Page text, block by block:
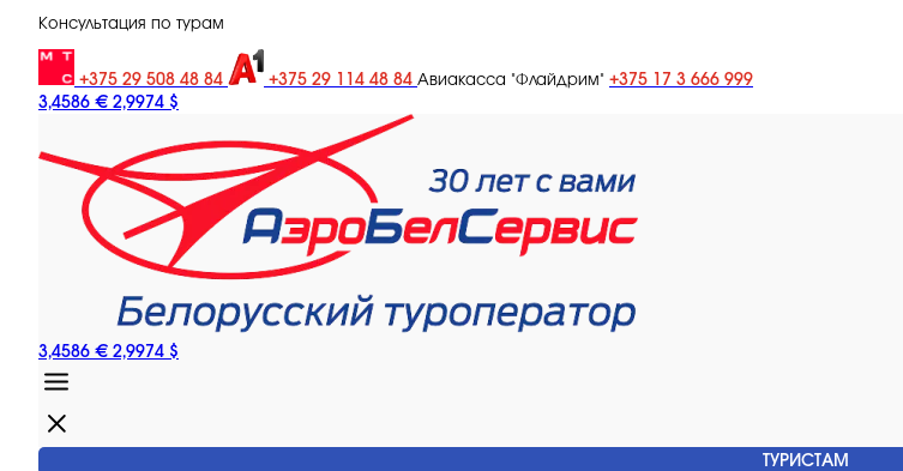
Консультация по турам
+375 29 508 48 84 +375 29 114 48 84 Авиакасса "Флайдрим" +375 17 3 666 999
3,4586 € 2,9974 $
3,4586 € 2,9974 $
ТУРИСТАМ